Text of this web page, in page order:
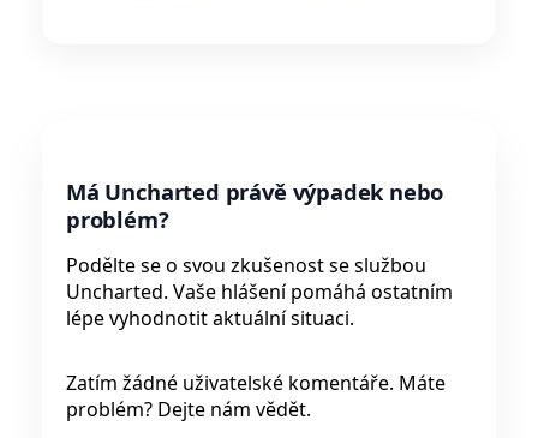
Má Uncharted právě výpadek nebo
problém?
Podělte se o svou zkušenost se službou
Uncharted. Vaše hlášení pomáhá ostatním
lépe vyhodnotit aktuální situaci.
Zatím žádné uživatelské komentáře. Máte
problém? Dejte nám vědět.